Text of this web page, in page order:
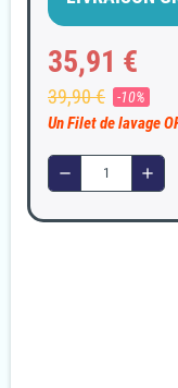
35,91 €
39,90 € -10%
Un Filet de lavage
remove add